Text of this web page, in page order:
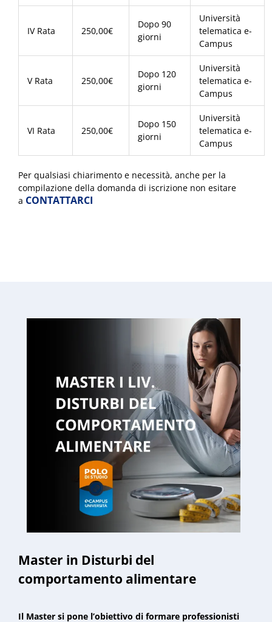
IV Rata 250,00€
Dopo 90
giorni
Università
telematica e-
Campus
V Rata 250,00€
Dopo 120
giorni
Università
telematica e-
Campus
VI Rata 250,00€
Dopo 150
giorni
Università
telematica e-
Campus
Per qualsiasi chiarimento e necessità, anche per la
compilazione della domanda di iscrizione non esitare
a CONTATTARCI
Master in Disturbi del
comportamento alimentare
Il Master si pone l’obiettivo di formare professionisti